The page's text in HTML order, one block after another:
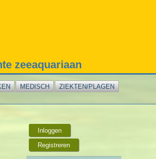
zeeaquariaan
MEDISCH
ZIEKTEN/PLAGEN
Inloggen
Registreren